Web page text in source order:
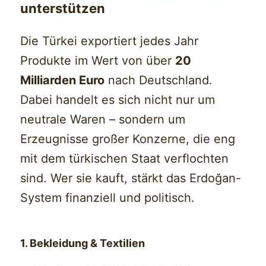
unterstützen
Die Türkei exportiert jedes Jahr
Produkte im Wert von über 20
Milliarden Euro nach Deutschland.
Dabei handelt es sich nicht nur um
neutrale Waren – sondern um
Erzeugnisse großer Konzerne, die eng
mit dem türkischen Staat verflochten
sind. Wer sie kauft, stärkt das Erdoğan-
System finanziell und politisch.
1. Bekleidung & Textilien